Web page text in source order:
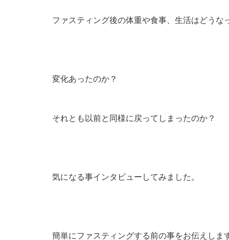
ファスティング後の体重や食事、生活はどうな
変化あったのか？
それとも以前と同様に戻ってしまったのか？
気になる事インタビューしてみました。
簡単にファスティングする前の事をお伝えしま